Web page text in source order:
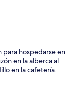
para hospedarse en
en la alberca al
en la cafetería.